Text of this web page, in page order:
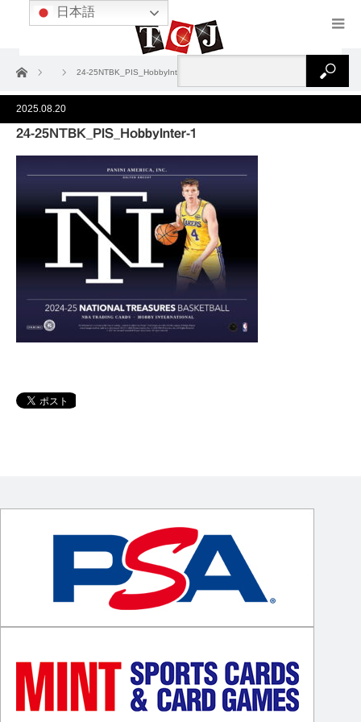
ホーム 24-25NTBK_PIS_HobbyInter-1
2025.08.20
24-25NTBK_PIS_HobbyInter-1
日本語